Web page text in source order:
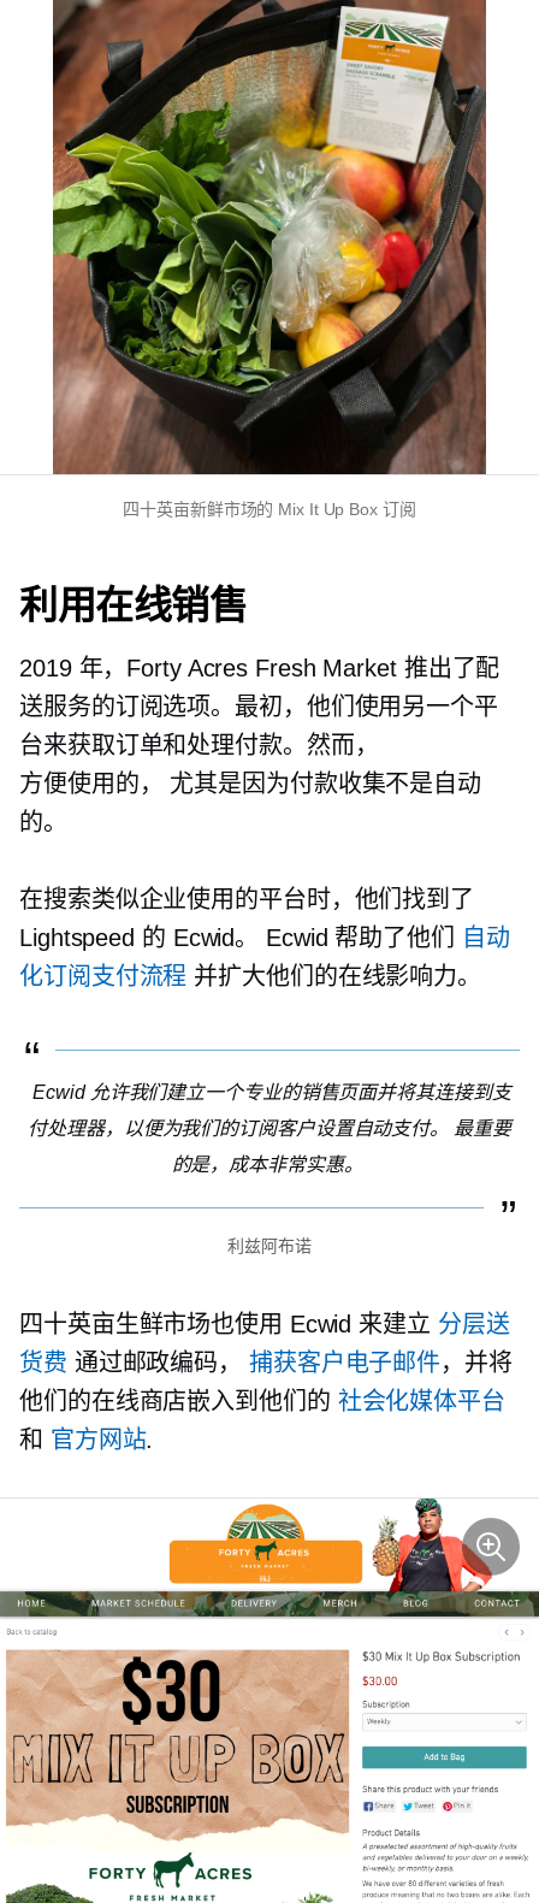
四十英亩新鲜市场的 Mix It Up Box 订阅
利用在线销售
2019 年，Forty Acres Fresh Market 推出了配
送服务的订阅选项。最初，他们使用另一个平
台来获取订单和处理付款。然而，
方便使用的，
尤其是因为付款收集不是自动
的。
在搜索类似企业使用的平台时，他们找到了
Lightspeed 的 Ecwid。 Ecwid 帮助了他们
自动
化订阅支付流程 并扩大他们的在线影响力。
Ecwid 允许我们建立一个专业的销售页面并将其连接到支
付处理器，以便为我们的订阅客户设置自动支付。 最重要
的是，成本非常实惠。
利兹阿布诺
四十英亩生鲜市场也使用 Ecwid 来建立 分层送
货费 通过邮政编码， 捕获客户电子邮件，并将
他们的在线商店嵌入到他们的 社会化媒体平台
和 官方网站.